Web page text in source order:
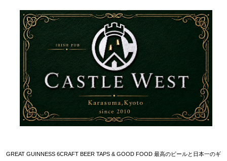
GREAT GUINNESS 6CRAFT BEER TAPS & GOOD FOOD 最高のビールと日本一のギ